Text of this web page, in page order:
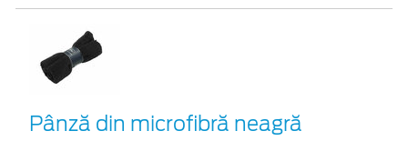
Pânză din microfibră neagră